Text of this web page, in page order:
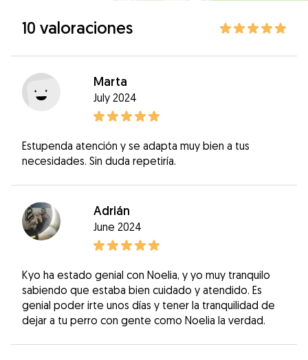
10 valoraciones
Marta
July 2024
Estupenda atención y se adapta muy bien a tus
necesidades. Sin duda repetiría.
Adrián
June 2024
Kyo ha estado genial con Noelia, y yo muy tranquilo
sabiendo que estaba bien cuidado y atendido. Es
genial poder irte unos días y tener la tranquilidad de
dejar a tu perro con gente como Noelia la verdad.